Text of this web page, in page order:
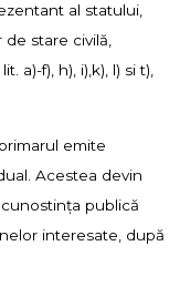
al statului,
stare civilă,
a)-f), h), i),k), l) si t),
emite
Acestea devin
publică
interesate, după